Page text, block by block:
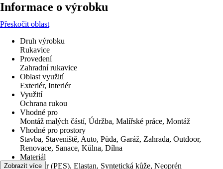
Informace o výrobku
Přeskočit oblast
Druh výrobku
Rukavice
Provedení
Zahradní rukavice
Oblast využití
Exteriér, Interiér
Využití
Ochrana rukou
Vhodné pro
Montáž malých částí, Údržba, Malířské práce, Montáž
Vhodné pro prostory
Stavba, Staveniště, Auto, Půda, Garáž, Zahrada, Outdoor,
Renovace, Sanace, Kůlna, Dílna
Materiál
Polyester (PES), Elastan, Syntetická kůže, Neoprén
Zobrazit více